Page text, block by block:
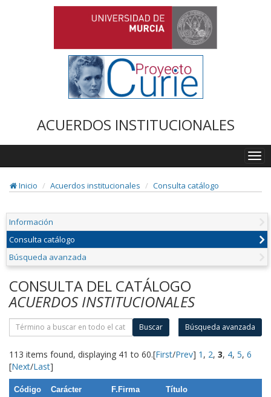
ACUERDOS INSTITUCIONALES
Inicio
Acuerdos institucionales Consulta catálogo
Información
Consulta catálogo
Búsqueda avanzada
CONSULTA DEL CATÁLOGO
ACUERDOS INSTITUCIONALES
Buscar Búsqueda avanzada
113 items found, displaying 41 to 60.[First/Prev] 1 , 2, 3, 4, 5, 6
[Next/Last]
Código Carácter F.Firma Título